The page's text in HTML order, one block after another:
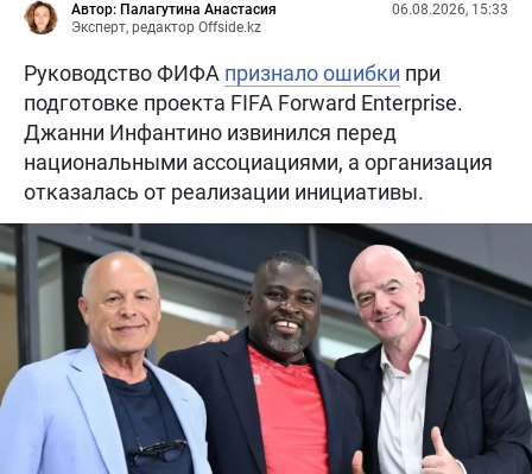
Автор: Палагутина Анастасия
Эксперт, редактор Offside.kz
06.08.2026, 15:33
Руководство ФИФА признало ошибки при
подготовке проекта FIFA Forward Enterprise.
Джанни Инфантино извинился перед
национальными ассоциациями, а организация
отказалась от реализации инициативы.